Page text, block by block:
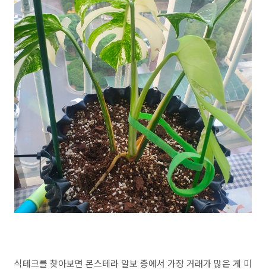
식테크를 찾아보면 몬스테라 알보 중에서 가장 거래가 많은 게 미